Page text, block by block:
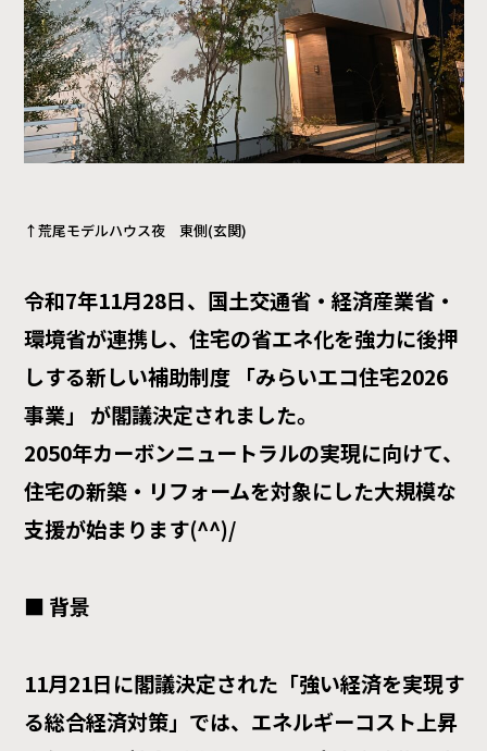
↑荒尾モデルハウス夜 東側(玄関)
令和7年11月28日、国土交通省・経済産業省・
環境省が連携し、住宅の省エネ化を強力に後押
しする新しい補助制度 「みらいエコ住宅2026
事業」 が閣議決定されました。
2050年カーボンニュートラルの実現に向けて、
住宅の新築・リフォームを対象にした大規模な
支援が始まります(^^)/
■ 背景
11月21日に閣議決定された「強い経済を実現す
る総合経済対策」では、エネルギーコスト上昇